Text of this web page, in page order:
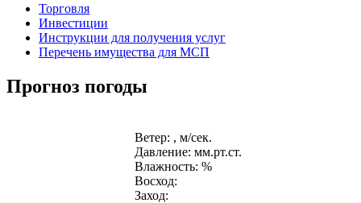
Торговля
Инвестиции
Инструкции для получения услуг
Перечень имущества для МСП
Прогноз погоды
Ветер: , м/сек.
Давление: мм.рт.ст.
Влажность: %
Восход:
Заход: